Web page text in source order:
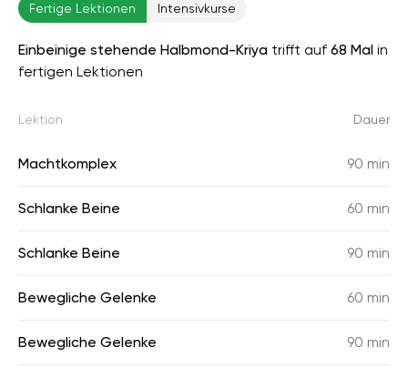
Fertige Lektionen Intensivkurse
Einbeinige stehende Halbmond-Kriya trifft auf 68 Mal in
fertigen Lektionen
Lektion Dauer
Machtkomplex 90 min
Schlanke Beine 60 min
Schlanke Beine 90 min
Bewegliche Gelenke 60 min
Bewegliche Gelenke 90 min